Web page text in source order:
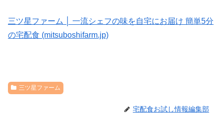
三ツ星ファーム │ 一流シェフの味を自宅にお届け 簡単5分
の宅配食 (mitsuboshifarm.jp)
三ツ星ファーム
宅配食お試し情報編集部